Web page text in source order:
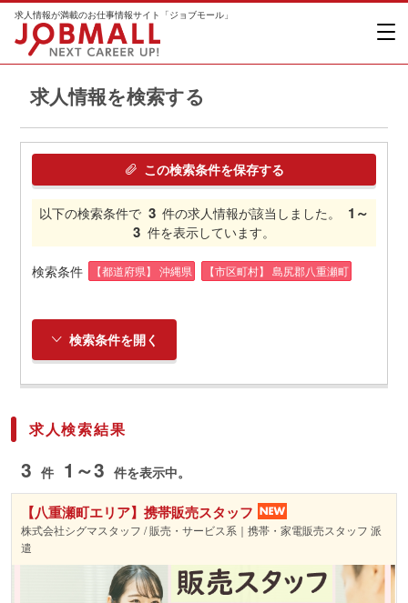
求人情報が満載のお仕事情報サイト「ジョブモール」
求人情報を検索する
この検索条件を保存する
以下の検索条件で 3 件の求人情報が該当しました。
1～
3 件を表示しています。
検索条件 【都道府県】 沖縄県 【市区町村】 島尻郡八重瀬町
検索条件を開く
求人検索結果
3 件 1～3 件を表示中。
【八重瀬町エリア】携帯販売スタッフ
株式会社シグマスタッフ / 販売・サービス系｜携帯・家電販売スタッフ 派
遣